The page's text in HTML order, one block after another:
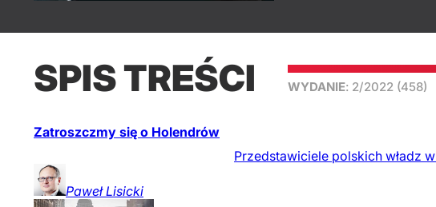
SPIS TREŚCI WYDANIE: 2/2022 (458)
Zatroszczmy się o Holendrów
Przedstawiciele polskich władz
Paweł Lisicki